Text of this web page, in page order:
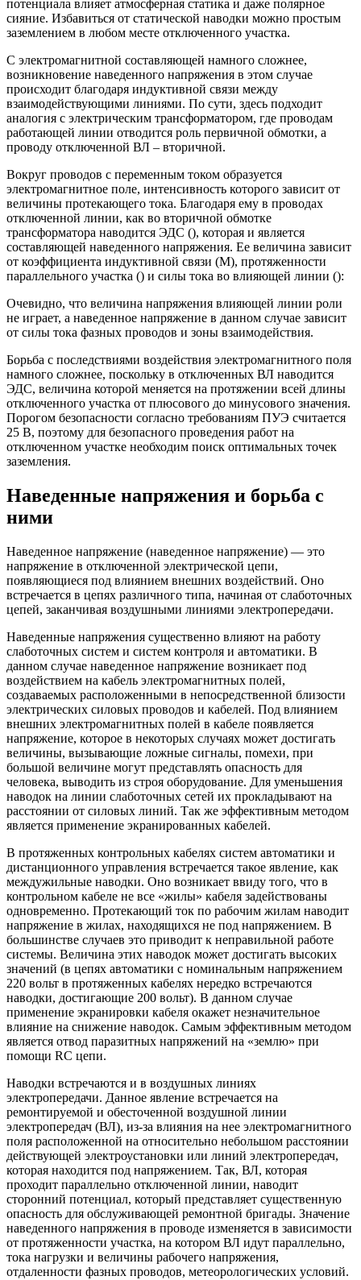
потенциала влияет атмосферная статика и даже полярное
сияние. Избавиться от статической наводки можно простым
заземлением в любом месте отключенного участка.
С электромагнитной составляющей намного сложнее,
возникновение наведенного напряжения в этом случае
происходит благодаря индуктивной связи между
взаимодействующими линиями. По сути, здесь подходит
аналогия с электрическим трансформатором, где проводам
работающей линии отводится роль первичной обмотки, а
проводу отключенной ВЛ – вторичной.
Вокруг проводов с переменным током образуется
электромагнитное поле, интенсивность которого зависит от
величины протекающего тока. Благодаря ему в проводах
отключенной линии, как во вторичной обмотке
трансформатора наводится ЭДС (), которая и является
составляющей наведенного напряжения. Ее величина зависит
от коэффициента индуктивной связи (M), протяженности
параллельного участка () и силы тока во влияющей линии ():
Очевидно, что величина напряжения влияющей линии роли
не играет, а наведенное напряжение в данном случае зависит
от силы тока фазных проводов и зоны взаимодействия.
Борьба с последствиями воздействия электромагнитного поля
намного сложнее, поскольку в отключенных ВЛ наводится
ЭДС, величина которой меняется на протяжении всей длины
отключенного участка от плюсового до минусового значения.
Порогом безопасности согласно требованиям ПУЭ считается
25 В, поэтому для безопасного проведения работ на
отключенном участке необходим поиск оптимальных точек
заземления.
Наведенные напряжения и борьба с
ними
Наведенное напряжение (наведенное напряжение) — это
напряжение в отключенной электрической цепи,
появляющиеся под влиянием внешних воздействий. Оно
встречается в цепях различного типа, начиная от слаботочных
цепей, заканчивая воздушными линиями электропередачи.
Наведенные напряжения существенно влияют на работу
слаботочных систем и систем контроля и автоматики. В
данном случае наведенное напряжение возникает под
воздействием на кабель электромагнитных полей,
создаваемых расположенными в непосредственной близости
электрических силовых проводов и кабелей. Под влиянием
внешних электромагнитных полей в кабеле появляется
напряжение, которое в некоторых случаях может достигать
величины, вызывающие ложные сигналы, помехи, при
большой величине могут представлять опасность для
человека, выводить из строя оборудование. Для уменьшения
наводок на линии слаботочных сетей их прокладывают на
расстоянии от силовых линий. Так же эффективным методом
является применение экранированных кабелей.
В протяженных контрольных кабелях систем автоматики и
дистанционного управления встречается такое явление, как
междужильные наводки. Оно возникает ввиду того, что в
контрольном кабеле не все «жилы» кабеля задействованы
одновременно. Протекающий ток по рабочим жилам наводит
напряжение в жилах, находящихся не под напряжением. В
большинстве случаев это приводит к неправильной работе
системы. Величина этих наводок может достигать высоких
значений (в цепях автоматики с номинальным напряжением
220 вольт в протяженных кабелях нередко встречаются
наводки, достигающие 200 вольт). В данном случае
применение экранировки кабеля окажет незначительное
влияние на снижение наводок. Самым эффективным методом
является отвод паразитных напряжений на «землю» при
помощи RC цепи.
Наводки встречаются и в воздушных линиях
электропередачи. Данное явление встречается на
ремонтируемой и обесточенной воздушной линии
электропередач (ВЛ), из-за влияния на нее электромагнитного
поля расположенной на относительно небольшом расстоянии
действующей электроустановки или линий электропередач,
которая находится под напряжением. Так, ВЛ, которая
проходит параллельно отключенной линии, наводит
сторонний потенциал, который представляет существенную
опасность для обслуживающей ремонтной бригады. Значение
наведенного напряжения в проводе изменяется в зависимости
от протяженности участка, на котором ВЛ идут параллельно,
тока нагрузки и величины рабочего напряжения,
отдаленности фазных проводов, метеорологических условий.